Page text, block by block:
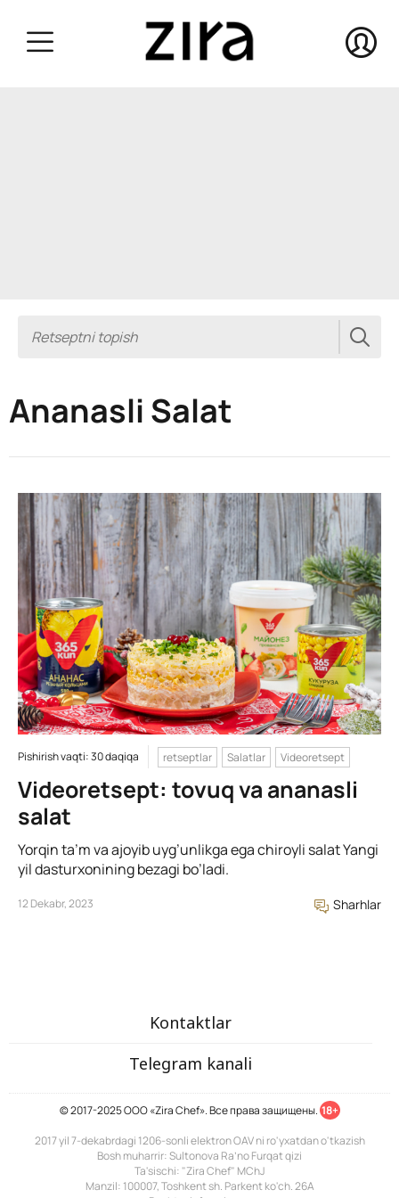
Ananasli Salat
Pishirish vaqti: 30 daqiqa retseptlar Salatlar Videoretsept
Videoretsept: tovuq va ananasli
salat
Yorqin ta’m va ajoyib uyg’unlikga ega chiroyli salat Yangi
yil dasturxonining bezagi bo’ladi.
12 Dekabr, 2023 Sharhlar
Kontaktlar
Telegram kanali
© 2017-2025 ООО «Zira Chef». Все права защищены. 18+
2017 yil 7-dekabrdagi 1206-sonli elektron OAV ni ro'yxatdan o'tkazish
Bosh muharrir: Sultonova Ra’no Furqat qizi
Ta'sischi: "Zira Chef" MChJ
Manzil: 100007, Toshkent sh. Parkent ko'ch. 26A